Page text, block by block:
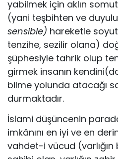
yabilmek için aklın
(yani teşbihten ve
sensible) hareketle
tenzihe, sezilir olana)
şüphe­siyle tahrik olup
girmek insanın
bilme yolunda atacağı
durmaktadır.
İslami düşüncenin
imkânını en iyi ve en
vahdet-i vücud